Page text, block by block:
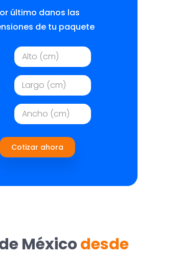
último danos las
de tu paquete
Cotizar ahora
Méxicodesde